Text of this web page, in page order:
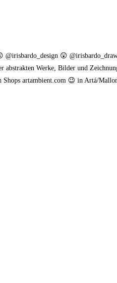
😲
Werke, Bilder und
artambient.com 😉 in Artá/